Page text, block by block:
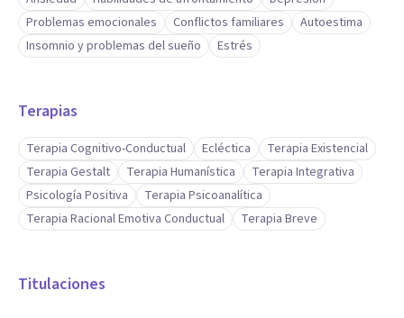
Te deseo el mayor de los éxitos en tu búsqueda y quedo a
disposición para agendar una entrevista o para responder
cualquier consulta.
Gracias por tu visita.
Cristian
Problemas emocionales
Conflictos familiares
Autoestima
Insomnio y problemas del sueño
Estrés
Terapias
Terapia Cognitivo-Conductual Ecléctica
Terapia Existencial
Terapia Gestalt
Terapia Humanística
Terapia Integrativa
Psicología Positiva
Terapia Psicoanalítica
Terapia Racional Emotiva Conductual
Terapia Breve
Titulaciones